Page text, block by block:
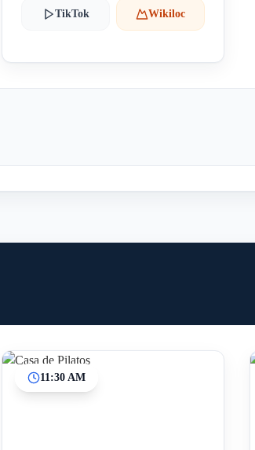
TikTok Wikiloc
11:30 AM